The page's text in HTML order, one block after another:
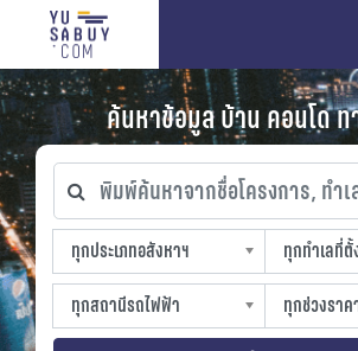
ค้นหาข้อมูล บ้าน คอนโด ท
พิมพ์ค้นหาจากชื่อโครงการ, ทำเล
ทุกประเภทอสังหาฯ
ทุกประเภทอสังหาฯ
sproperty
ทุกทำเลที่ตั้ง
ทุกทำเลที่ตั้
slocation
ทุกสถานีรถไฟฟ้า
ทุกสถานีรถไฟฟ้า
strain-station
ทุกช่วงราคา
ทุกช่วงราค
sprice